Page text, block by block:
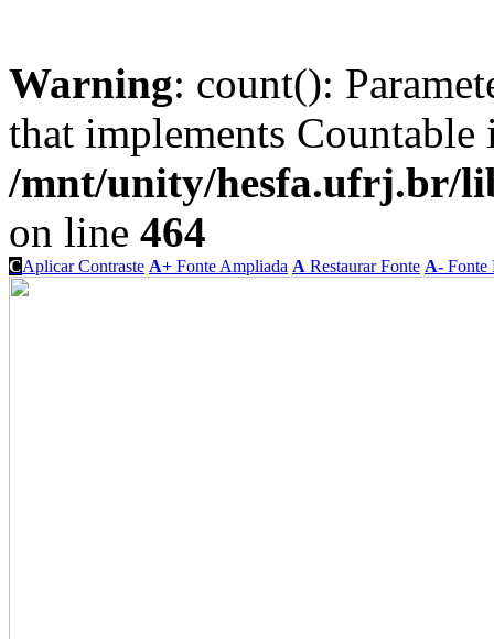
Warning: count():
that implements Countable
/mnt/unity/hesfa.ufrj.br/
on line 464
CAplicar Contraste A+ Fonte Ampliada A Restaurar Fonte A- Fonte